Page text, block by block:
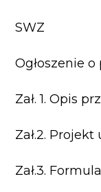
SWZ
Ogłoszenie
Zał. 1. Opis
Zał.2.
Zał.3.